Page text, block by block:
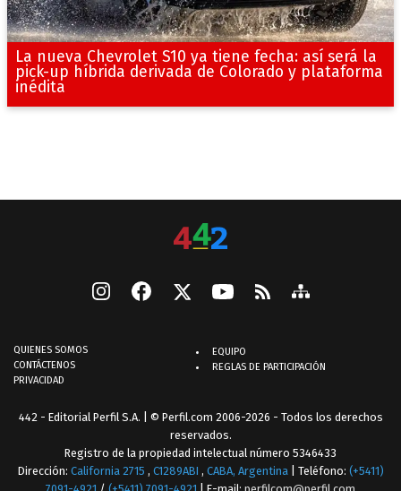
La nueva Chevrolet S10 ya tiene fecha: así será la
pick-up híbrida derivada de Colorado y plataforma
inédita
QUIENES SOMOS
CONTÁCTENOS
PRIVACIDAD
EQUIPO
REGLAS DE PARTICIPACIÓN
442 - Editorial Perfil S.A. | © Perfil.com 2006-2026 - Todos los derechos
reservados.
Registro de la propiedad intelectual número 5346433
Dirección: California 2715 , C1289ABI , CABA, Argentina | Teléfono: (+5411)